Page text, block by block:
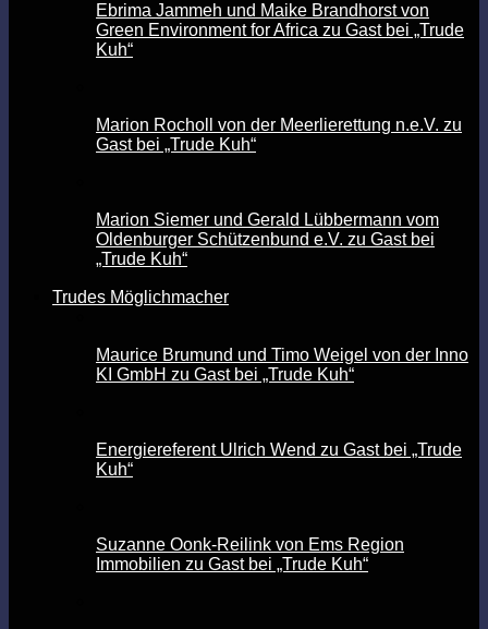
Ebrima Jammeh und Maike Brandhorst von
Green Environment for Africa zu Gast bei „Trude
Kuh“
Marion Rocholl von der Meerlierettung n.e.V. zu
Gast bei „Trude Kuh“
Marion Siemer und Gerald Lübbermann vom
Oldenburger Schützenbund e.V. zu Gast bei
„Trude Kuh“
Trudes Möglichmacher
Maurice Brumund und Timo Weigel von der Inno
KI GmbH zu Gast bei „Trude Kuh“
Energiereferent Ulrich Wend zu Gast bei „Trude
Kuh“
Suzanne Oonk-Reilink von Ems Region
Immobilien zu Gast bei „Trude Kuh“